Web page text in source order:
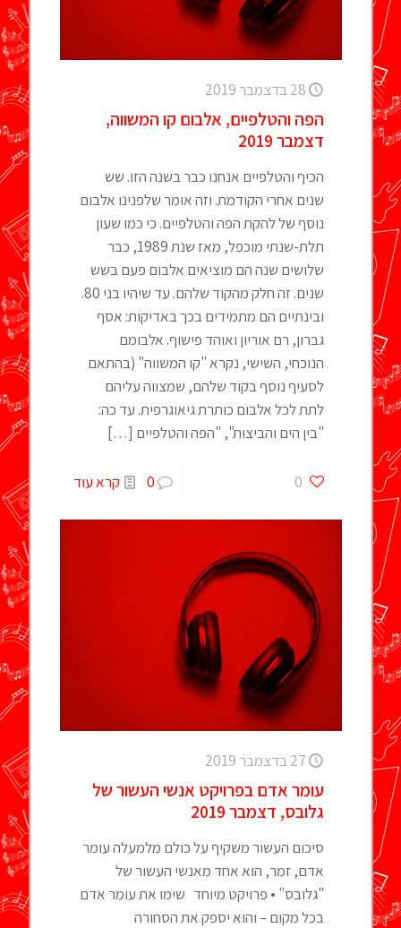
28 בדצמבר 2019
הפה והטלפיים, אלבום קו המשווה,
דצמבר 2019
הכיף והטלפיים אנחנו כבר בשנה הזו. שש
שנים אחרי הקודמת. וזה אומר שלפנינו אלבום
נוסף של להקת הפה והטלפיים. כי כמו שעון
תלת-שנתי מוכפל, מאז שנת 1989, כבר
שלושים שנה הם מוציאים אלבום פעם בשש
שנים. זה חלק מהקוד שלהם. עד שיהיו בני 80.
ובינתיים הם מתמידים בכך באדיקות: אסף
גברון, רם אוריון ואוהד פישוף. אלבומם
הנוכחי, השישי, נקרא "קו המשווה" (בהתאם
לסעיף נוסף בקוד שלהם, שמצווה עליהם
לתת לכל אלבום כותרת גיאוגרפית. עד כה:
"בין הים והביצות", "הפה והטלפיים […]
0
0 קרא עוד
27 בדצמבר 2019
עומר אדם בפרויקט אנשי העשור של
גלובס, דצמבר 2019
סיכום העשור משקיף על כולם מלמעלה עומר
אדם, זמר, הוא אחד מאנשי העשור של
"גלובס" • פרויקט מיוחד שימו את עומר אדם
בכל מקום – והוא יספק את הסחורה